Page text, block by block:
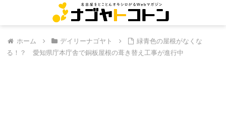
ホーム デイリーナゴヤト
緑青色の屋根がなくな
る！？ 愛知県庁本庁舎で銅板屋根の葺き替え工事が進行中